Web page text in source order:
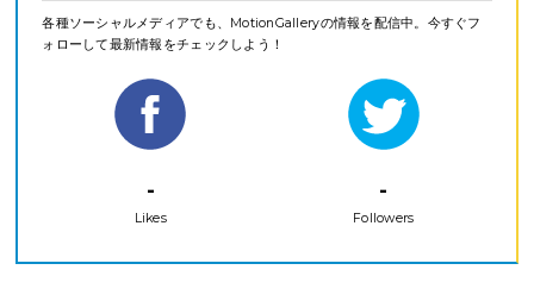
各種ソーシャルメディアでも、MotionGalleryの情報を配信中。今すぐフ
ォローして最新情報をチェックしよう！
-
Likes
-
Followers